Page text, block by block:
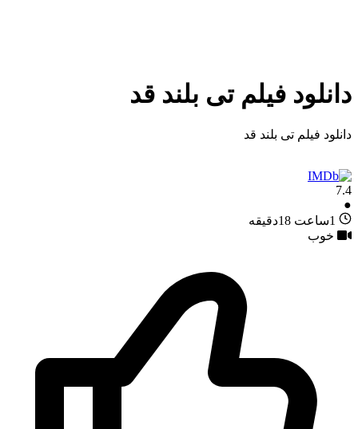
دانلود فیلم تی بلند قد
دانلود فیلم تی بلند قد
7.4
●
1ساعت 18دقیقه
خوب